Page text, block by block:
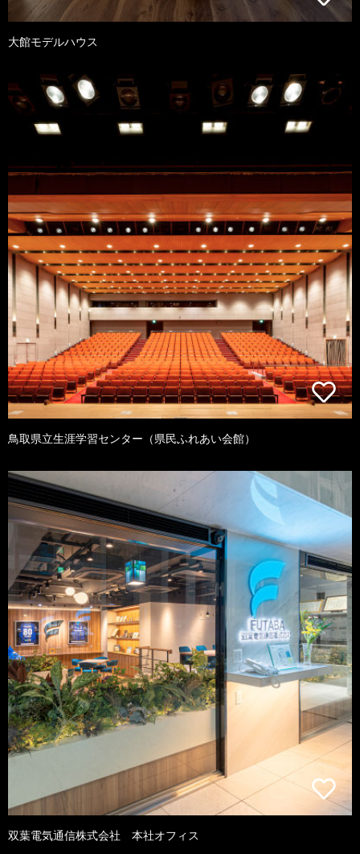
大館モデルハウス
鳥取県立生涯学習センター（県民ふれあい会館）
双葉電気通信株式会社 本社オフィス